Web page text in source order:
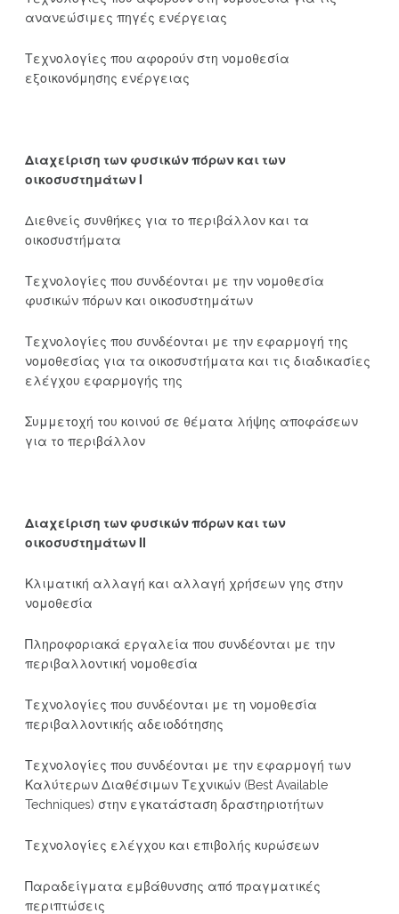
ανανεώσιμες πηγές ενέργειας
Τεχνολογίες που αφορούν στη νομοθεσία
εξοικονόμησης ενέργειας
Διαχείριση των φυσικών πόρων και των
οικοσυστημάτων Ι
Διεθνείς συνθήκες για το περιβάλλον και τα
οικοσυστήματα
Τεχνολογίες που συνδέονται με την νομοθεσία
φυσικών πόρων και οικοσυστημάτων
Τεχνολογίες που συνδέονται με την εφαρμογή της
νομοθεσίας για τα οικοσυστήματα και τις διαδικασίες
ελέγχου εφαρμογής της
Συμμετοχή του κοινού σε θέματα λήψης αποφάσεων
για το περιβάλλον
Διαχείριση των φυσικών πόρων και των
οικοσυστημάτων ΙΙ
Κλιματική αλλαγή και αλλαγή χρήσεων γης στην
νομοθεσία
Πληροφοριακά εργαλεία που συνδέονται με την
περιβαλλοντική νομοθεσία
Τεχνολογίες που συνδέονται με τη νομοθεσία
περιβαλλοντικής αδειοδότησης
Τεχνολογίες που συνδέονται με την εφαρμογή των
Καλύτερων Διαθέσιμων Τεχνικών (Best Available
Techniques) στην εγκατάσταση δραστηριοτήτων
Τεχνολογίες ελέγχου και επιβολής κυρώσεων
Παραδείγματα εμβάθυνσης από πραγματικές
περιπτώσεις